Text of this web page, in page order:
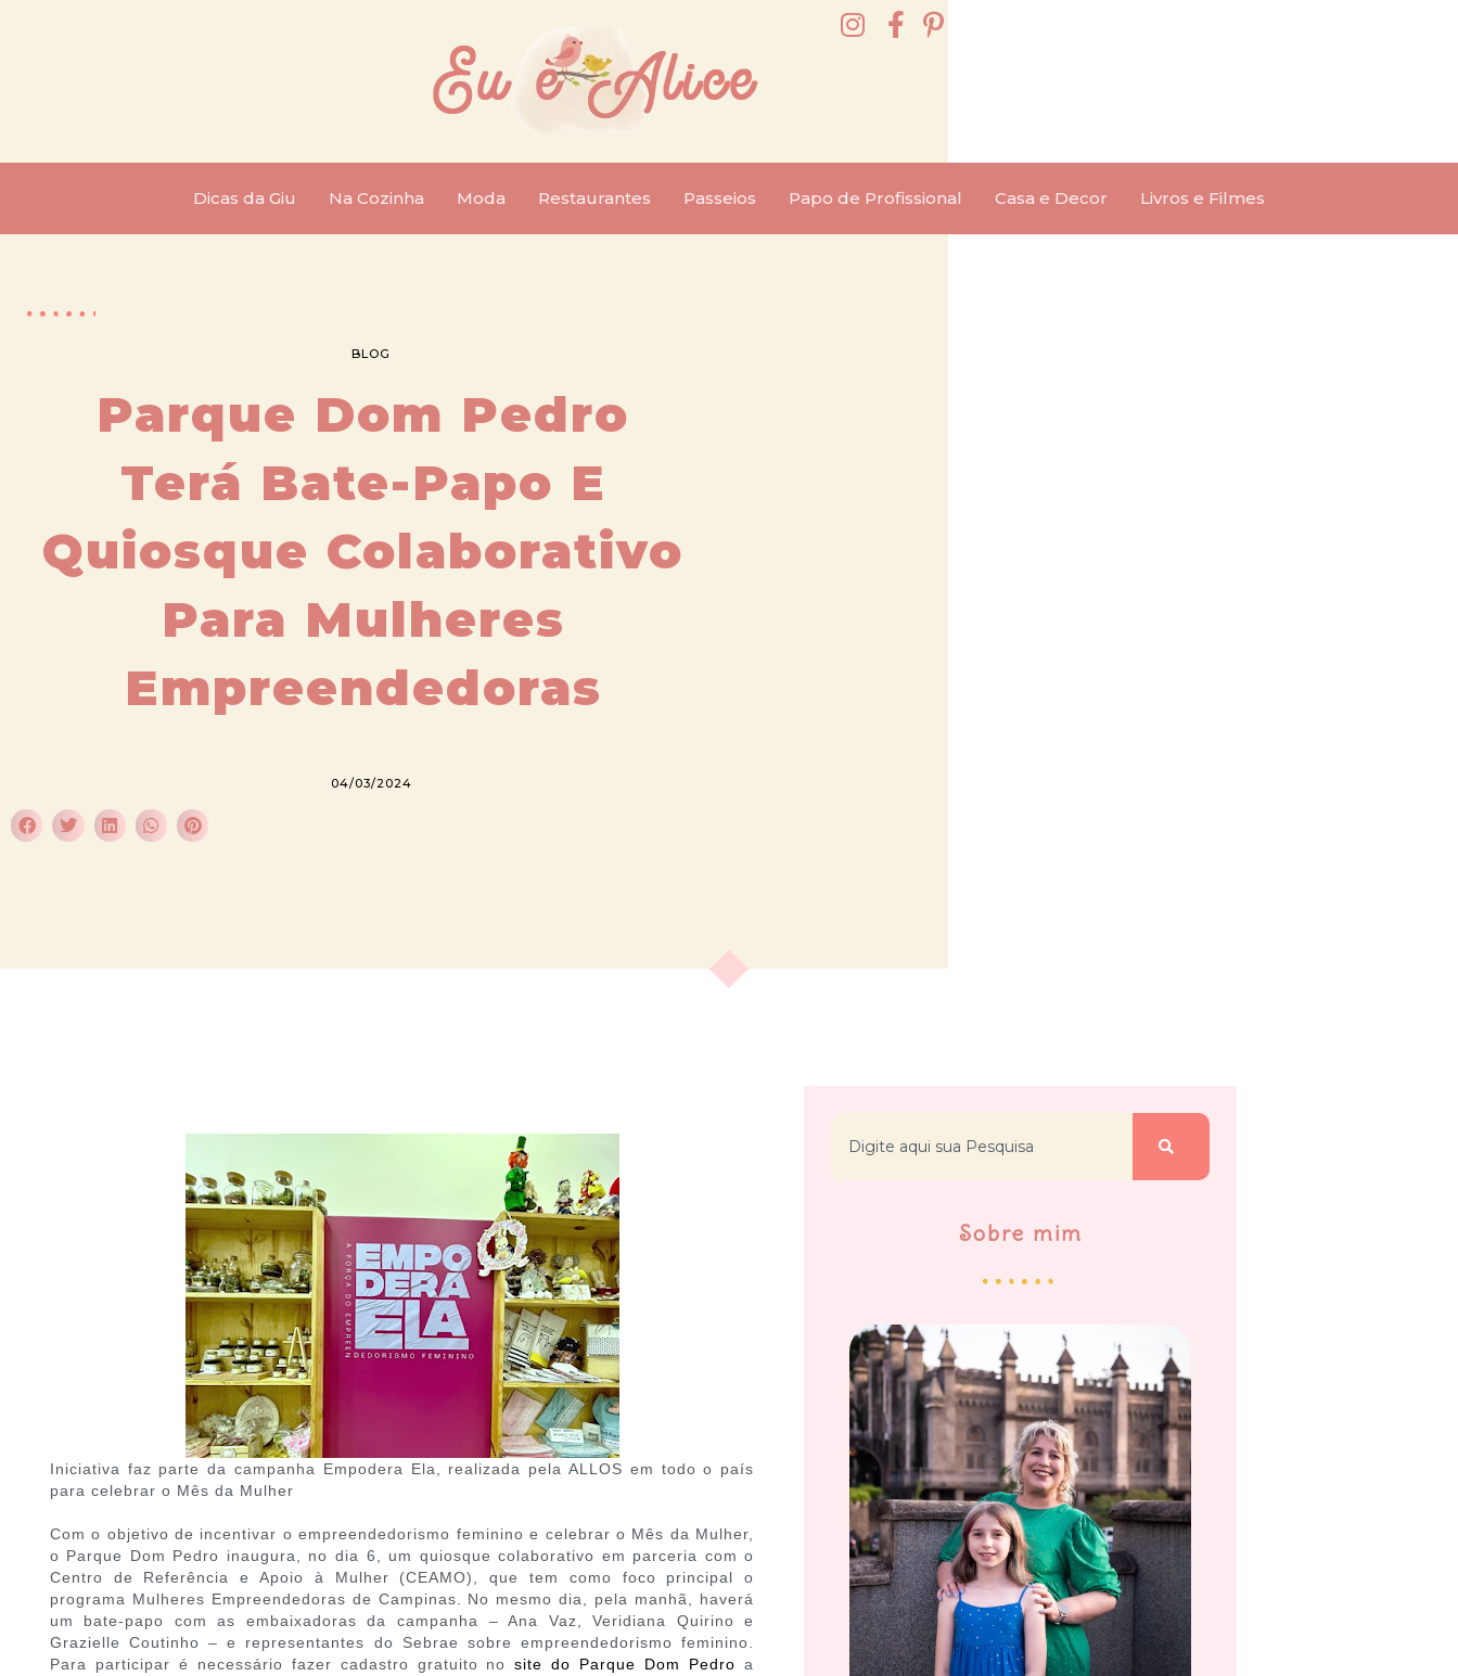
Dicas da Giu Na Cozinha Moda Restaurantes Passeios Papo de Profissional Casa e Decor Livros e Filmes
BLOG
Parque Dom Pedro
Terá Bate-Papo E
Quiosque Colaborativo
Para Mulheres
Empreendedoras
04/03/2024
Iniciativa faz parte da campanha Empodera Ela, realizada pela ALLOS em todo o país
para celebrar o Mês da Mulher
Com o objetivo de incentivar o empreendedorismo feminino e celebrar o Mês da Mulher,
o Parque Dom Pedro inaugura, no dia 6, um quiosque colaborativo em parceria com o
Centro de Referência e Apoio à Mulher (CEAMO), que tem como foco principal o
programa Mulheres Empreendedoras de Campinas. No mesmo dia, pela manhã, haverá
um bate-papo com as embaixadoras da campanha – Ana Vaz, Veridiana Quirino e
Grazielle Coutinho – e representantes do Sebrae sobre empreendedorismo feminino.
Para participar é necessário fazer cadastro gratuito nosite do Parque Dom Pedro a
Sobre mim